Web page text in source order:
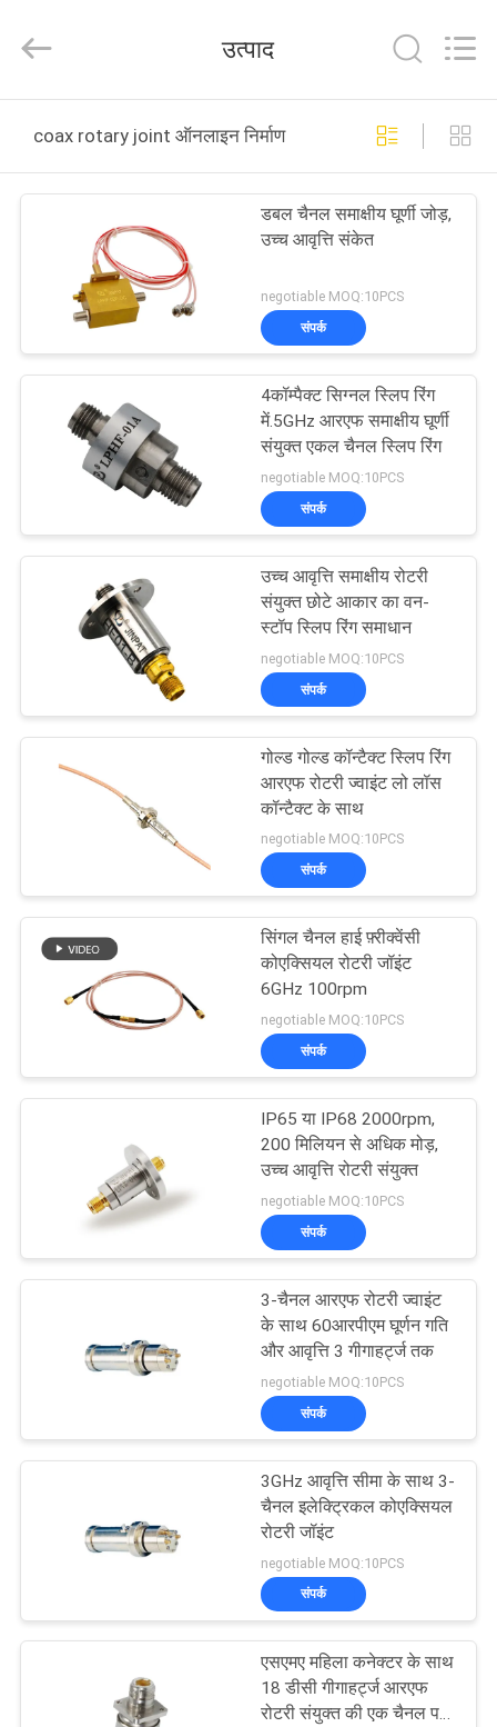
उत्पादों
हमारे
भ्रमण
गुणवत्ता
संपर्क
उद्धरण
की
विनती
साइटमैप
PRIVACY
POLICY
Reserved.
उत्पाद
coax rotary joint ऑनलाइन निर्माण
डबल चैनल समाक्षीय घूर्णी जोड़,
उच्च आवृत्ति संकेत
negotiable MOQ:10PCS
संपर्क
4कॉम्पैक्ट सिग्नल स्लिप रिंग
में.5GHz आरएफ समाक्षीय घूर्णी
संयुक्त एकल चैनल स्लिप रिंग
negotiable MOQ:10PCS
संपर्क
उच्च आवृत्ति समाक्षीय रोटरी
संयुक्त छोटे आकार का वन-
स्टॉप स्लिप रिंग समाधान
negotiable MOQ:10PCS
संपर्क
गोल्ड गोल्ड कॉन्टैक्ट स्लिप रिंग
आरएफ रोटरी ज्वाइंट लो लॉस
कॉन्टैक्ट के साथ
negotiable MOQ:10PCS
संपर्क
सिंगल चैनल हाई फ़्रीक्वेंसी
कोएक्सियल रोटरी जॉइंट
6GHz 100rpm
negotiable MOQ:10PCS
संपर्क
IP65 या IP68 2000rpm,
200 मिलियन से अधिक मोड़,
उच्च आवृत्ति रोटरी संयुक्त
negotiable MOQ:10PCS
संपर्क
3-चैनल आरएफ रोटरी ज्वाइंट
के साथ 60आरपीएम घूर्णन गति
और आवृत्ति 3 गीगाहर्ट्ज तक
negotiable MOQ:10PCS
संपर्क
3GHz आवृत्ति सीमा के साथ 3-
चैनल इलेक्ट्रिकल कोएक्सियल
रोटरी जॉइंट
negotiable MOQ:10PCS
संपर्क
एसएमए महिला कनेक्टर के साथ
18 डीसी गीगाहर्ट्ज आरएफ
रोटरी संयुक्त की एक चैनल पर्ची